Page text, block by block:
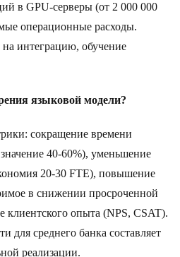
в GPU-серверы (от 2 000 000
операционные расходы.
интеграцию, обучение
языковой модели?
сокращение времени
40-60%), уменьшение
20-30 FTE), повышение
в снижении просроченной
клиентского опыта (NPS, CSAT).
для среднего банка составляет
реализации.